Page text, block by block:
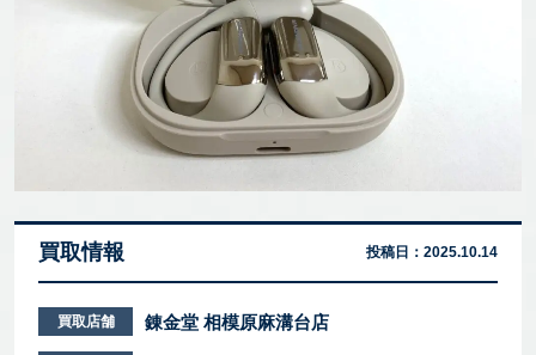
買取情報 投稿日： 2025.10.14
買取店舗 錬金堂 相模原麻溝台店